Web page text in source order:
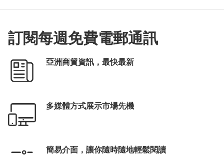
中小企融資擔保計劃
訂閱每週免費電郵通訊
亞洲商貿資訊，最快最新
多媒體方式展示市場先機
簡易介面，讓你隨時隨地輕鬆閱讀